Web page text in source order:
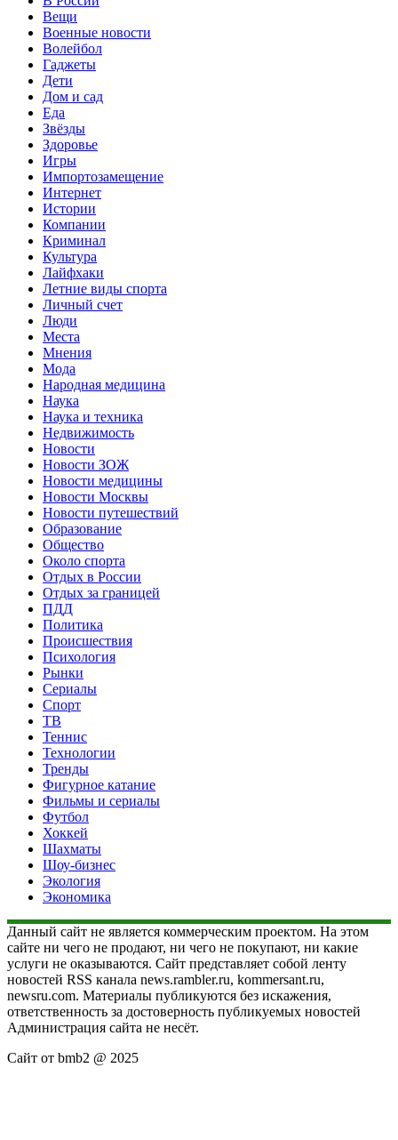
Вещи
Военные новости
Волейбол
Гаджеты
Дети
Дом и сад
Еда
Звёзды
Здоровье
Игры
Импортозамещение
Интернет
Истории
Компании
Криминал
Культура
Лайфхаки
Летние виды спорта
Личный счет
Люди
Места
Мнения
Мода
Народная медицина
Наука
Наука и техника
Недвижимость
Новости
Новости ЗОЖ
Новости медицины
Новости Москвы
Новости путешествий
Образование
Общество
Около спорта
Отдых в России
Отдых за границей
ПДД
Политика
Происшествия
Психология
Рынки
Сериалы
Спорт
ТВ
Теннис
Технологии
Тренды
Фигурное катание
Фильмы и сериалы
Футбол
Хоккей
Шахматы
Шоу-бизнес
Экология
Экономика
Данный сайт не является коммерческим проектом. На этом
сайте ни чего не продают, ни чего не покупают, ни какие
услуги не оказываются. Сайт представляет собой ленту
новостей RSS канала news.rambler.ru, kommersant.ru,
newsru.com. Материалы публикуются без искажения,
ответственность за достоверность публикуемых новостей
Администрация сайта не несёт.
Сайт от bmb2 @ 2025